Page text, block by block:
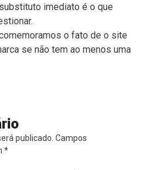
imediato é o que
o fato de o site
se não tem ao menos uma
publicado. Campos
*